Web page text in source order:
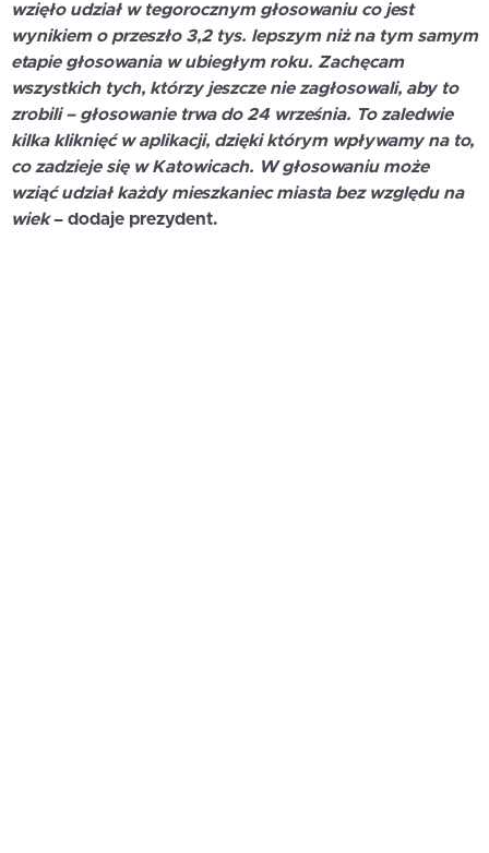
wzięło udział w tegorocznym głosowaniu co jest
wynikiem o przeszło 3,2 tys. lepszym niż na tym samym
etapie głosowania w ubiegłym roku. Zachęcam
wszystkich tych, którzy jeszcze nie zagłosowali, aby to
zrobili – głosowanie trwa do 24 września. To zaledwie
kilka kliknięć w aplikacji, dzięki którym wpływamy na to,
co zadzieje się w Katowicach. W głosowaniu może
wziąć udział każdy mieszkaniec miasta bez względu na
wiek– dodaje prezydent.